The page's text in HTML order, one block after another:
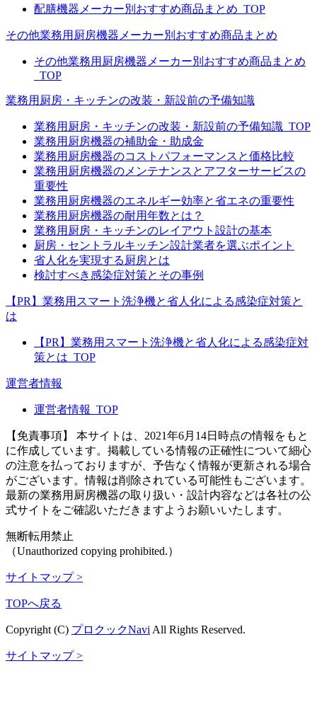
配膳機器メーカー別おすすめ商品まとめ_TOP
その他業務用厨房機器メーカー別おすすめ商品まとめ
その他業務用厨房機器メーカー別おすすめ商品まとめ
_TOP
業務用厨房・キッチンの改装・新設前の予備知識
業務用厨房・キッチンの改装・新設前の予備知識_TOP
業務用厨房機器の補助金・助成金
業務用厨房機器のコストパフォーマンスと価格比較
業務用厨房機器のメンテナンスとアフターサービスの
重要性
業務用厨房機器のエネルギー効率と省エネの重要性
業務用厨房機器の耐用年数とは？
業務用厨房・キッチンのレイアウト設計の基本
厨房・セントラルキッチン設計業者を選ぶポイント
省人化を実現する厨房とは
検討すべき感染症対策とその事例
【PR】業務用スマート洗浄機と省人化による感染症対策と
は
【PR】業務用スマート洗浄機と省人化による感染症対
策とは_TOP
運営者情報
運営者情報_TOP
【免責事項】
本サイトは、2021年6月14日時点の情報をもと
に作成しています。掲載している情報の正確性について細心
の注意を払っておりますが、予告なく情報が更新される場合
がございます。情報は削除されている可能性もございます。
最新の業務用厨房機器の取り扱い・設計内容などは各社の公
式サイトをご確認いただきますようお願いいたします。
無断転用禁止
（Unauthorized copying prohibited.）
サイトマップ >
TOPへ戻る
Copyright (C) プロクックNavi All Rights Reserved.
サイトマップ >